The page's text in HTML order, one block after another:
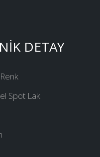
DETAY
Spot Lak